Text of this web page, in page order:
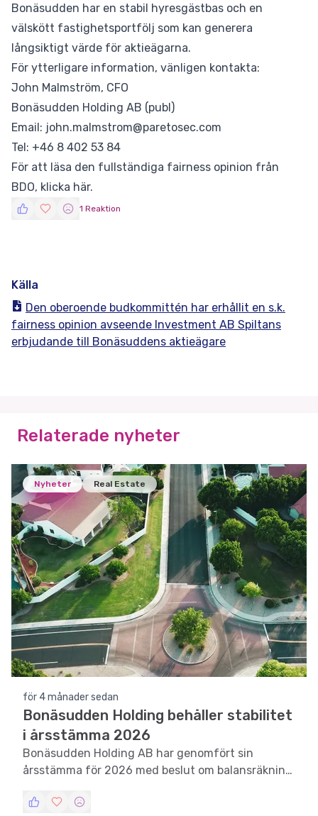
Bonäsudden har en stabil hyresgästbas och en
välskött fastighetsportfölj som kan generera
långsiktigt värde för aktieägarna.
För ytterligare information, vänligen kontakta:
John Malmström, CFO
Bonäsudden Holding AB (publ)
Email: john.malmstrom@paretosec.com
Tel: +46 8 402 53 84
För att läsa den fullständiga fairness opinion från
BDO, klicka här.
1 Reaktion
Källa
Den oberoende budkommittén har erhållit en s.k.
fairness opinion avseende Investment AB Spiltans
erbjudande till Bonäsuddens aktieägare
Relaterade nyheter
Nyheter Real Estate
för 4 månader sedan
Bonäsudden Holding behåller stabilitet
i årsstämma 2026
Bonäsudden Holding AB har genomfört sin
årsstämma för 2026 med beslut om balansräkning,